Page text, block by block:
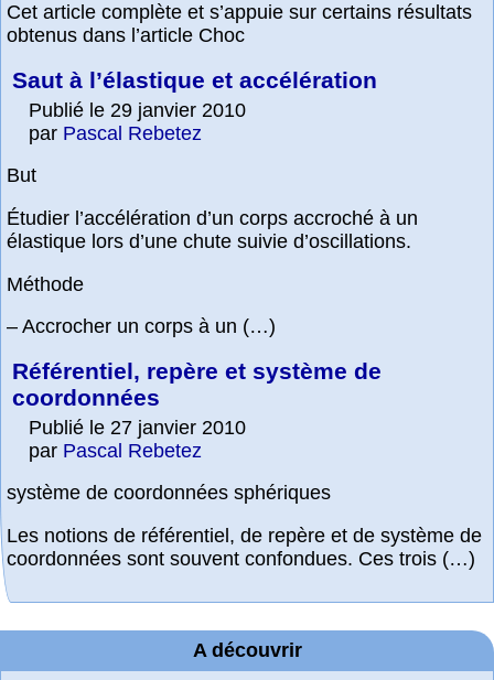
Cet article complète et s’appuie sur certains résultats
obtenus dans l’article Choc
Saut à l’élastique et accélération
Publié le 29 janvier 2010
par Pascal Rebetez
But
Étudier l’accélération d’un corps accroché à un
élastique lors d’une chute suivie d’oscillations.
Méthode
– Accrocher un corps à un (…)
Référentiel, repère et système de
coordonnées
Publié le 27 janvier 2010
par Pascal Rebetez
système de coordonnées sphériques
Les notions de référentiel, de repère et de système de
coordonnées sont souvent confondues. Ces trois (…)
A découvrir